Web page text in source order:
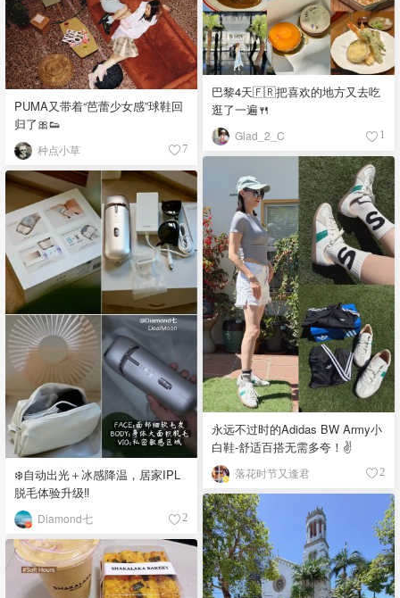
巴黎4天🇫🇷把喜欢的地方又去吃
逛了一遍🍴
Glad_2_C 1
PUMA又带着“芭蕾少女感”球鞋回
归了🎀👟
种点小草 7
永远不过时的Adidas BW Army小
白鞋-舒适百搭无需多夸！✌️
落花时节又逢君 2
❄️自动出光＋冰感降温，居家IPL
脱毛体验升级‼️
Diamond七 2